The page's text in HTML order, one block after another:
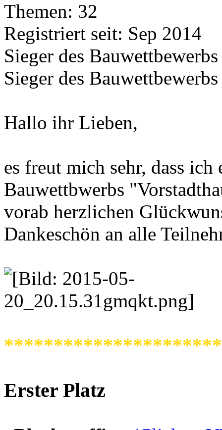
Themen: 32
Registriert seit: Sep 2014
Sieger des
Sieger des
Hallo ihr Lieben,
es freut mich sehr, dass
Bauwettbwerbs
vorab herzlichen
Dankeschön an alle
Erster Platz